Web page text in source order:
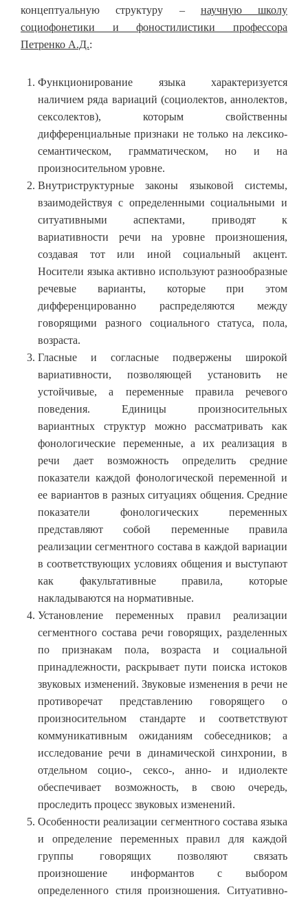
концептуальную структуру – научную школу
социофонетики и фоностилистики профессора
Петренко А.Д.:
Функционирование языка характеризуется
наличием ряда вариаций (социолектов, аннолектов,
сексолектов), которым свойственны
дифференциальные признаки не только на лексико-
семантическом, грамматическом, но и на
произносительном уровне.
Внутриструктурные законы языковой системы,
взаимодействуя с определенными социальными и
ситуативными аспектами, приводят к
вариативности речи на уровне произношения,
создавая тот или иной социальный акцент.
Носители языка активно используют разнообразные
речевые варианты, которые при этом
дифференцированно распределяются между
говорящими разного социального статуса, пола,
возраста.
Гласные и согласные подвержены широкой
вариативности, позволяющей установить не
устойчивые, а переменные правила речевого
поведения. Единицы произносительных
вариантных структур можно рассматривать как
фонологические переменные, а их реализация в
речи дает возможность определить средние
показатели каждой фонологической переменной и
ее вариантов в разных ситуациях общения. Средние
показатели фонологических переменных
представляют собой переменные правила
реализации сегментного состава в каждой вариации
в соответствующих условиях общения и выступают
как факультативные правила, которые
накладываются на нормативные.
Установление переменных правил реализации
сегментного состава речи говорящих, разделенных
по признакам пола, возраста и социальной
принадлежности, раскрывает пути поиска истоков
звуковых изменений. Звуковые изменения в речи не
противоречат представлению говорящего о
произносительном стандарте и соответствуют
коммуникативным ожиданиям собеседников; а
исследование речи в динамической синхронии, в
отдельном социо-, сексо-, анно- и идиолекте
обеспечивает возможность, в свою очередь,
проследить процесс звуковых изменений.
Особенности реализации сегментного состава языка
и определение переменных правил для каждой
группы говорящих позволяют связать
произношение информантов с выбором
определенного стиля произношения. Ситуативно-